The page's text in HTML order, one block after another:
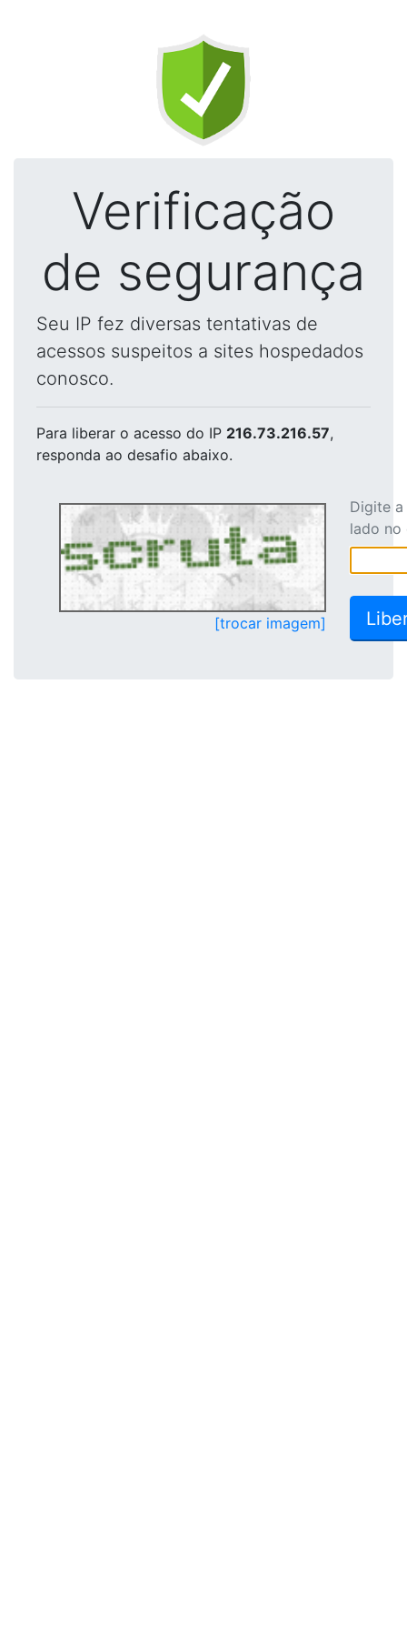
Verificação
de segurança
Seu IP fez diversas tentativas de
acessos suspeitos a sites hospedados
conosco.
Para liberar o acesso do IP 216.73.216.57,
responda ao desafio abaixo.
[trocar imagem]
Digite
lado no